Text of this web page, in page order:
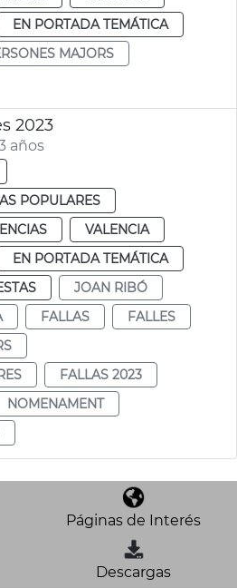
EN PORTADA TEMÁTICA
MAJORS
2023
años
POPULARES
VALENCIA
EN PORTADA TEMÁTICA
JOAN RIBÓ
FALLAS
FALLES
FALLAS 2023
NOMENAMENT
Páginas de Interés
Descargas